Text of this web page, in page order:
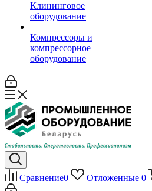
Клининговое
оборудование
Компрессоры и
компрессорное
оборудование
Сравнение0 Отложенные 0